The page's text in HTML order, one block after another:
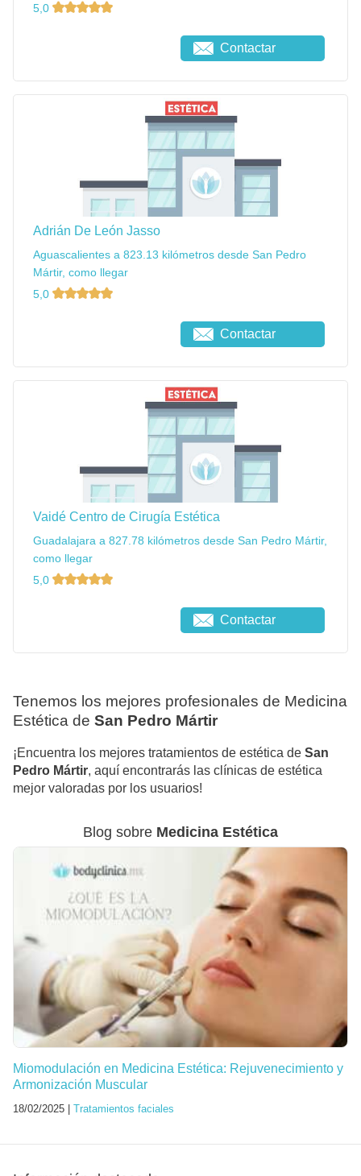
5,0
Contactar
Adrián De León Jasso
Aguascalientes a 823.13 kilómetros desde San Pedro
Mártir, como llegar
5,0
Contactar
Vaidé Centro de Cirugía Estética
Guadalajara a 827.78 kilómetros desde San Pedro Mártir,
como llegar
5,0
Contactar
Tenemos los mejores profesionales de Medicina
Estética de San Pedro Mártir
¡Encuentra los mejores tratamientos de estética de San
Pedro Mártir, aquí encontrarás las clínicas de estética
mejor valoradas por los usuarios!
Blog sobre Medicina Estética
Miomodulación en Medicina Estética: Rejuvenecimiento y
Armonización Muscular
18/02/2025 | Tratamientos faciales